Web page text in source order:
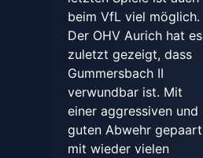
beim VfL viel möglich.
Der OHV Aurich hat es
zuletzt gezeigt, dass
Gummersbach II
verwundbar ist. Mit
einer aggressiven und
guten Abwehr gepaart
mit wieder vielen